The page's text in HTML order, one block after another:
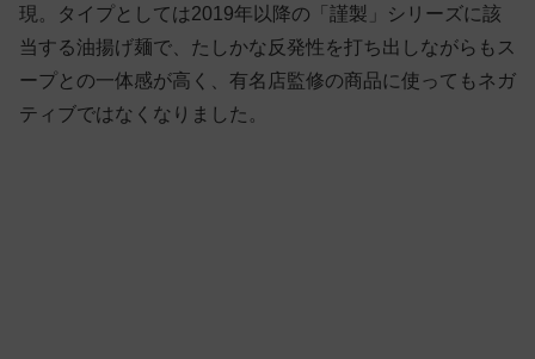
現。タイプとしては2019年以降の「謹製」シリーズに該
当する油揚げ麺で、たしかな反発性を打ち出しながらもス
ープとの一体感が高く、有名店監修の商品に使ってもネガ
ティブではなくなりました。